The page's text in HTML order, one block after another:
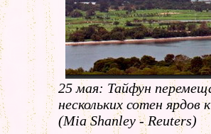
25 мая: Тайфун
нескольких сотен
(Mia Shanley - Reuters)